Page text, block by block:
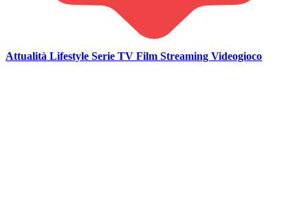
Attualità Lifestyle Serie TV Film Streaming Videogioco